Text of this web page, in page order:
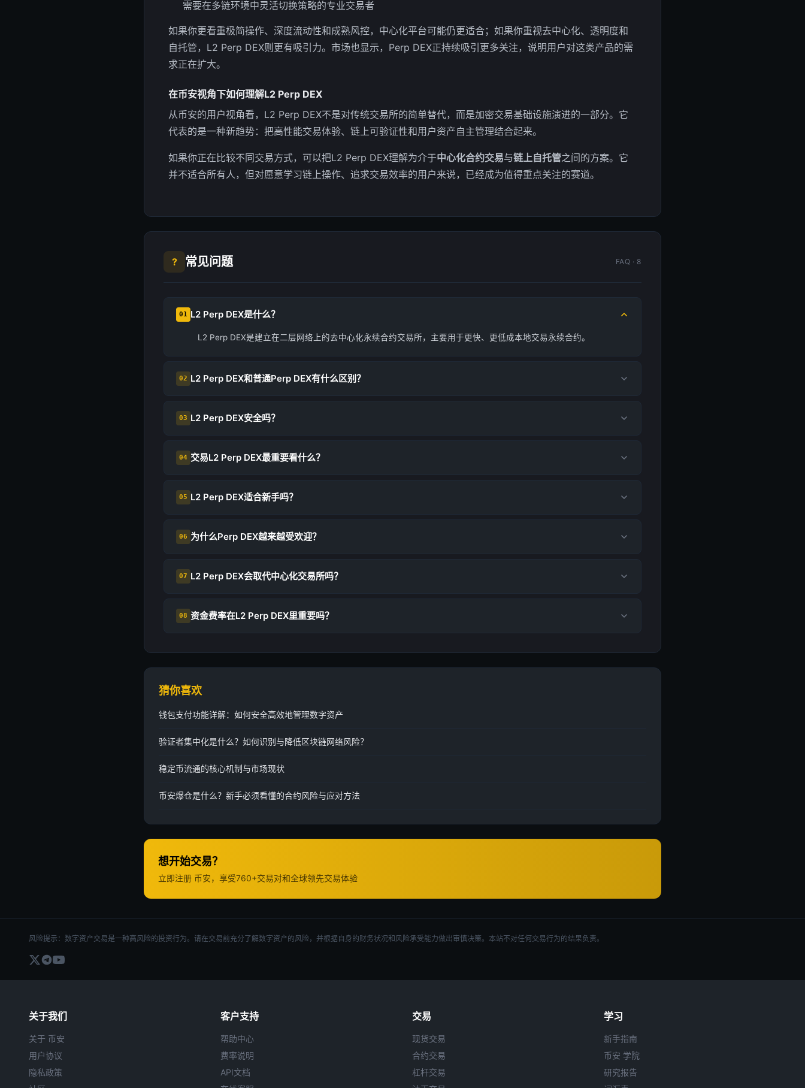
需要在多链环境中灵活切换策略的专业交易者
如果你更看重极简操作、深度流动性和成熟风控，中心化平台可能仍更适合；如果你重视去中心化、透明度和
自托管，L2 Perp DEX则更有吸引力。市场也显示，Perp DEX正持续吸引更多关注，说明用户对这类产品的需
求正在扩大。
在币安视角下如何理解L2 Perp DEX
从币安的用户视角看，L2 Perp DEX不是对传统交易所的简单替代，而是加密交易基础设施演进的一部分。它
代表的是一种新趋势：把高性能交易体验、链上可验证性和用户资产自主管理结合起来。
如果你正在比较不同交易方式，可以把L2 Perp DEX理解为介于中心化合约交易与链上自托管之间的方案。它
并不适合所有人，但对愿意学习链上操作、追求交易效率的用户来说，已经成为值得重点关注的赛道。
? 常见问题 FAQ · 8
01 L2 Perp DEX是什么？
L2 Perp DEX是建立在二层网络上的去中心化永续合约交易所，主要用于更快、更低成本地交易永续合约。
02 L2 Perp DEX和普通Perp DEX有什么区别？
03 L2 Perp DEX安全吗？
04 交易L2 Perp DEX最重要看什么？
05 L2 Perp DEX适合新手吗？
06 为什么Perp DEX越来越受欢迎？
07 L2 Perp DEX会取代中心化交易所吗？
08 资金费率在L2 Perp DEX里重要吗？
猜你喜欢
钱包支付功能详解：如何安全高效地管理数字资产
验证者集中化是什么？如何识别与降低区块链网络风险？
稳定币流通的核心机制与市场现状
币安爆仓是什么？新手必须看懂的合约风险与应对方法
想开始交易？
立即注册 币安，享受760+交易对和全球领先交易体验
风险提示：数字资产交易是一种高风险的投资行为。请在交易前充分了解数字资产的风险，并根据自身的财务状况和风险承受能力做出审慎决策。本站不对任何交易行为的结果负责。
关于我们
关于 币安
用户协议
隐私政策
客户支持
帮助中心
费率说明
API文档
交易
现货交易
合约交易
杠杆交易
学习
新手指南
币安 学院
研究报告